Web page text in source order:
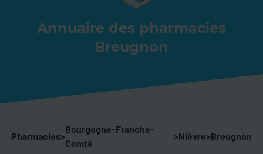
Annuaire des pharmacies
Breugnon
Pharmacies>
Bourgogne-Franche-
Comté
>Nièvre>Breugnon